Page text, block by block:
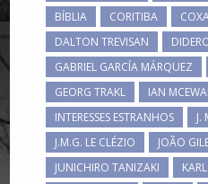
BÍBLIA CORITIBA
DALTON TREVISAN
GABRIEL GARCÍA MÁRQUEZ
GEORG TRAKL
IAN
INTERESSES ESTRANHOS
J.
J.M.G. LE CLÉZIO
JOÃO
JUNICHIRO TANIZAKI